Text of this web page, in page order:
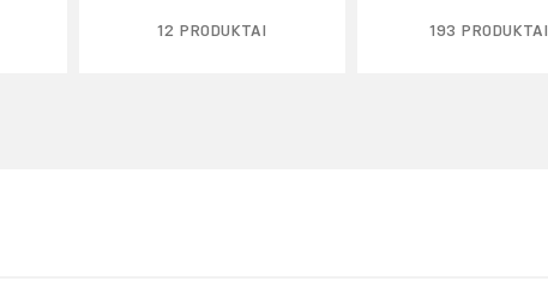
12 PRODUKTAI 193 PRODUKTAI